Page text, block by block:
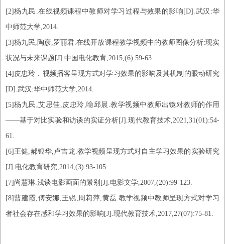
[2]杨九民.在线视频课程中教师对学习过程与效果的影响[D].武汉:华
中师范大学,2014.
[3]杨九民,陶彦,罗丽君.在线开放课程教学视频中的教师图像分析:现实
状况与未来课题[J].中国电化教育,2015,(6):59-63.
[4]皮忠玲．视频播客呈现方式对学习效果的影响及其机制的眼动研究
[D]. 武汉 :华中师范大学 2014
[5]杨九民,艾思佳,皮忠玲,喻邱晨.教学视频中教师出镜对教师的作用
——基于对比实验和访谈的实证分析[J].现代教育技术,2021,31(01):54-
61.
[6]王健,郝银华,卢吉龙.教学视频呈现方式对自主学习效果的实验研究
[J].电化教育研究,2014,(3):93-105.
[7]尚慧琳.浅谈电影画面的景别[J].电影文学,2007,(20):99-123.
[8]曹建霞,傅安娜,王锐,周莉萍,黄磊.教学视频中教师呈现方式对学习
者社会存在感和学习效果的影响[J].现代教育技术,2017,27(07):75-81.